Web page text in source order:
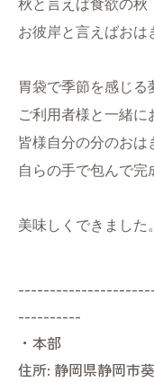
秋と言えば食欲の秋
お彼岸と言えばおは
胃袋で季節を感じる
ご利用者様と一緒に
皆様自分の分のおは
自らの手で包んで完
美味しくできました。
----------
・本部
住所: 静岡県静岡市